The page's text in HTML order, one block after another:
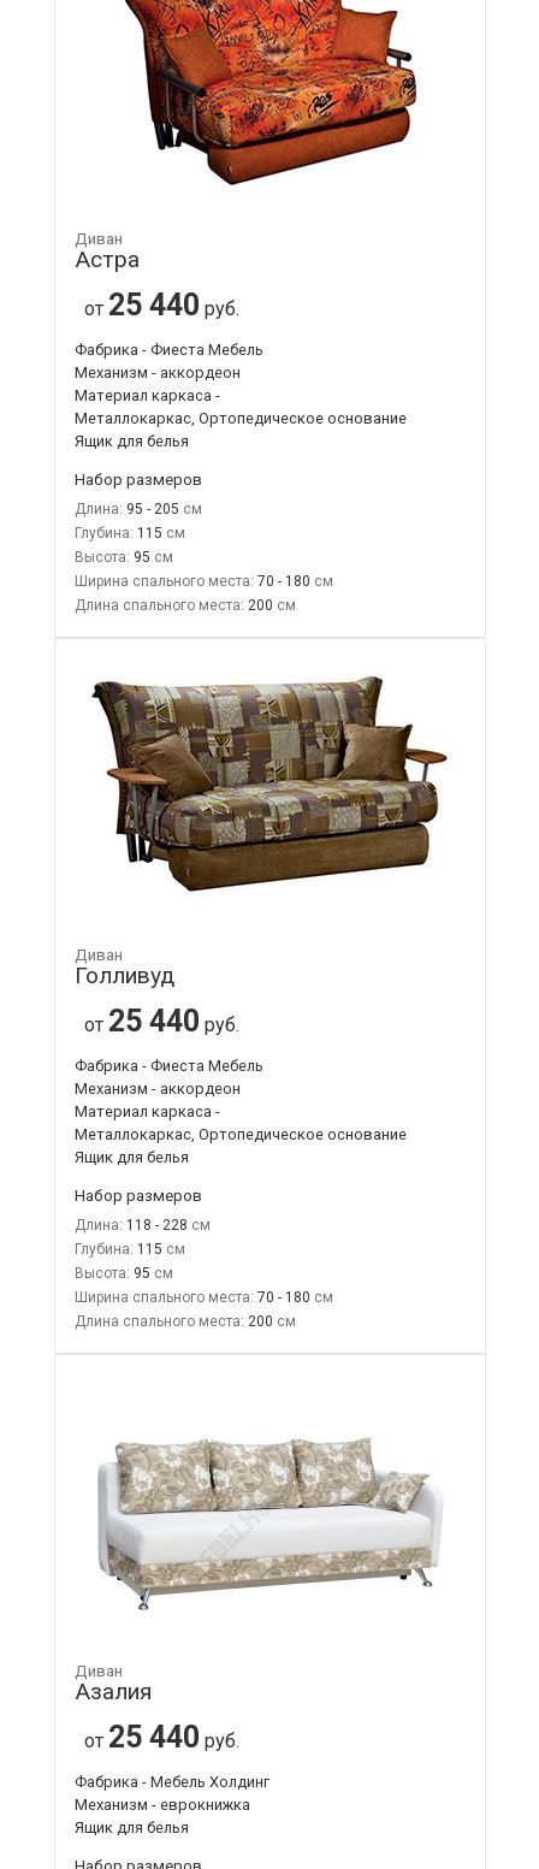
Диван
Астра
от 25 440 руб.
Фабрика - Фиеста Мебель
Механизм - аккордеон
Материал каркаса -
Металлокаркас, Ортопедическое основание
Ящик для белья
Набор размеров
Длина: 95 - 205
Глубина: 115
Высота: 95
Ширина спального места: 70 - 180
Длина спального места: 200
Диван
Голливуд
от 25 440 руб.
Фабрика - Фиеста Мебель
Механизм - аккордеон
Материал каркаса -
Металлокаркас, Ортопедическое основание
Ящик для белья
Набор размеров
Длина: 118 - 228
Глубина: 115
Высота: 95
Ширина спального места: 70 - 180
Длина спального места: 200
Диван
Азалия
от 25 440 руб.
Фабрика - Мебель Холдинг
Механизм - еврокнижка
Ящик для белья
Набор размеров